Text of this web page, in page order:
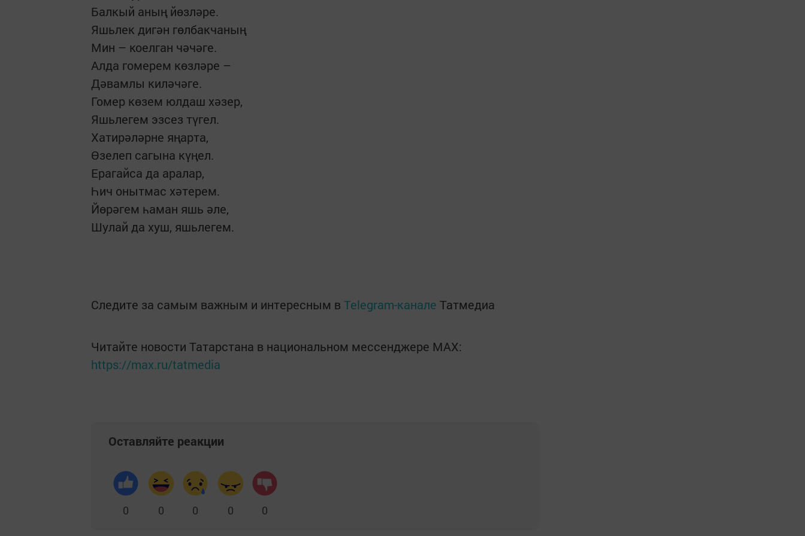
Балкый аның йөзләре.
Яшьлек дигән гөлбакчаның
Мин – коелган чәчәге.
Алда гомерем көзләре –
Дәвамлы киләчәге.
Гомер көзем юлдаш хәзер,
Яшьлегем эзсез түгел.
Хатирәләрне яңарта,
Өзелеп сагына күңел.
Ерагайса да аралар,
Һич онытмас хәтерем.
Йөрәгем һаман яшь әле,
Шулай да хуш, яшьлегем.
Следите за самым важным и интересным в Telegram-канале Татмедиа
Читайте новости Татарстана в национальном мессенджере MАХ:
https://max.ru/tatmedia
Оставляйте реакции
0 0 0 0 0